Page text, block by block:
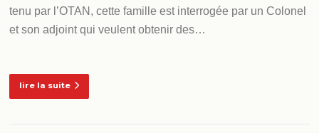
tenu par l’OTAN, cette famille est interrogée par un Colonel
et son adjoint qui veulent obtenir des…
lire la suite